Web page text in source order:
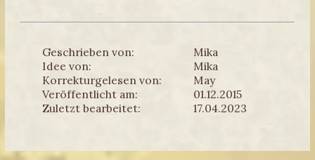
Geschrieben von:
Mika
Idee von:
Mika
Korrekturgelesen von:
May
Veröffentlicht am:
01.12.2015
Zuletzt bearbeitet:
17.04.2023